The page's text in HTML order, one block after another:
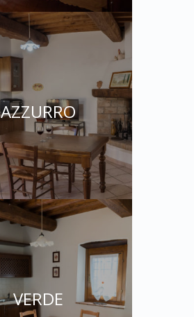
AZZURRO
VERDE